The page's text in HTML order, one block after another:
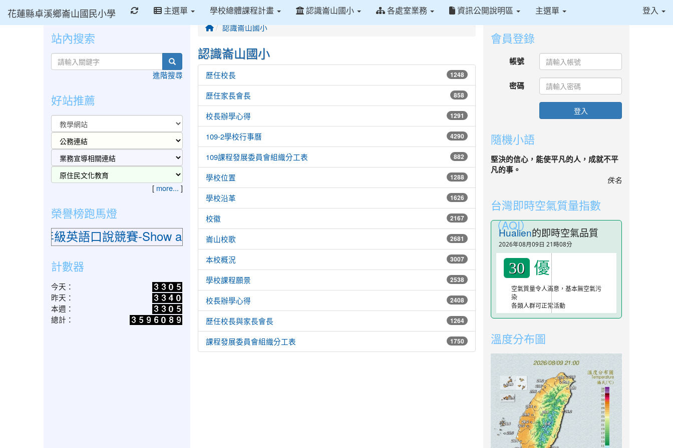
花蓮縣卓溪鄉崙山國民小學 重新取得佈景設定
主選單 學校總體課程計畫 認識崙山國小 各處室業務 資訊公開說明區 主選單 登入
回首頁
認識崙山國小
認識崙山國小
歷任校長 1248
歷任家長會長 858
校長辦學心得 1291
109-2學校行事曆 4290
109課程發展委員會組織分工表 882
學校位置 1288
學校沿革 1626
校徽 2167
崙山校歌 2681
本校概況 3007
學校課程願景 2538
校長辦學心得 2408
歷任校長與家長會長 1264
課程發展委員會組織分工表 1750
站內搜索
search
進階搜尋
好站推薦
[ more... ]
榮譽榜跑馬燈
低年級英語口說競賽-Show and Tell 競賽榮獲優等，感謝指導老師余茹帆老師。
計數器
今天：
昨天：
本週：
總計：
會員登錄
帳號
密碼
登入
隨機小語
堅決的信心，能使平凡的人，成就不平
凡的事。
佚名
台灣即時空氣質量指數
（AQI）
Hualien的即時空氣品質
2026年08月09日 21時08分
30 優
空氣質量令人滿意，基本無空氣污
染
各類人群可正常活動
溫度分布圖